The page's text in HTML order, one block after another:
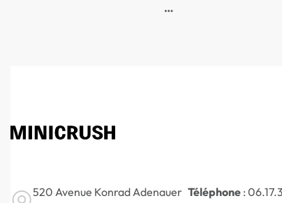
…
520 Avenue Konrad Adenauer Téléphone: